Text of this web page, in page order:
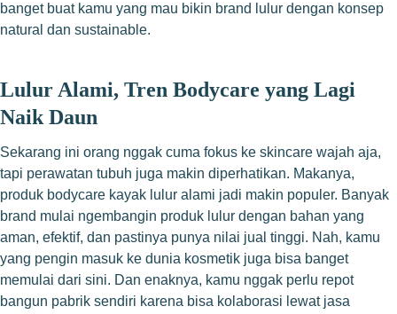
banget buat kamu yang mau bikin brand lulur dengan konsep
natural dan sustainable.
Lulur Alami, Tren Bodycare yang Lagi
Naik Daun
Sekarang ini orang nggak cuma fokus ke skincare wajah aja,
tapi perawatan tubuh juga makin diperhatikan. Makanya,
produk bodycare kayak lulur alami jadi makin populer. Banyak
brand mulai ngembangin produk lulur dengan bahan yang
aman, efektif, dan pastinya punya nilai jual tinggi. Nah, kamu
yang pengin masuk ke dunia kosmetik juga bisa banget
memulai dari sini. Dan enaknya, kamu nggak perlu repot
bangun pabrik sendiri karena bisa kolaborasi lewat jasa